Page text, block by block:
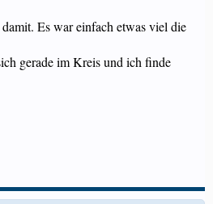
Es war einfach etwas viel die
gerade im Kreis und ich finde